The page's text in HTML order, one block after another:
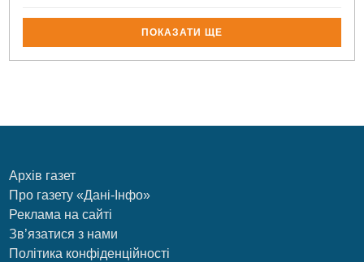
ПОКАЗАТИ ЩЕ
Архів газет
Про газету «Дані-Інфо»
Реклама на сайті
Зв’язатися з нами
Політика конфіденційності